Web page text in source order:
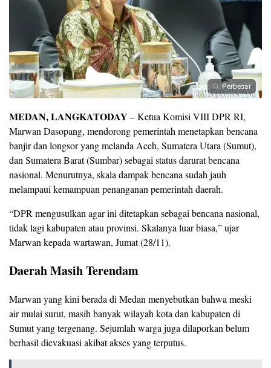
Perbesar
MEDAN, LANGKATODAY – Ketua Komisi VIII DPR RI,
Marwan Dasopang, mendorong pemerintah menetapkan bencana
banjir dan longsor yang melanda Aceh, Sumatera Utara (Sumut),
dan Sumatera Barat (Sumbar) sebagai status darurat bencana
nasional. Menurutnya, skala dampak bencana sudah jauh
melampaui kemampuan penanganan pemerintah daerah.
“DPR mengusulkan agar ini ditetapkan sebagai bencana nasional,
tidak lagi kabupaten atau provinsi. Skalanya luar biasa,” ujar
Marwan kepada wartawan, Jumat (28/11).
Daerah Masih Terendam
Marwan yang kini berada di Medan menyebutkan bahwa meski
air mulai surut, masih banyak wilayah kota dan kabupaten di
Sumut yang tergenang. Sejumlah warga juga dilaporkan belum
berhasil dievakuasi akibat akses yang terputus.